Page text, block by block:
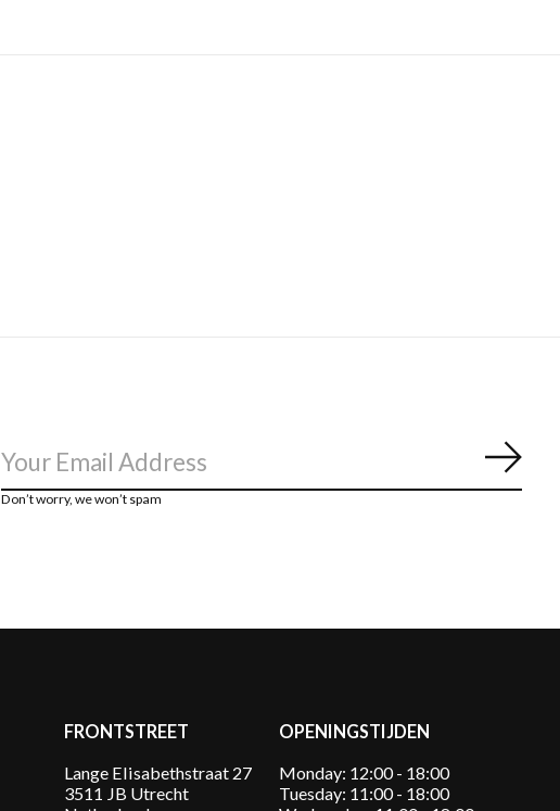
Don’t worry, we won’t spam
FRONTSTREET
Lange Elisabethstraat 27
3511 JB Utrecht
OPENINGSTIJDEN
Monday: 12:00 - 18:00
Tuesday: 11:00 - 18:00